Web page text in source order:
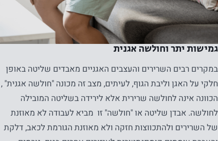
גמישות יתר וחולשה אגנית
במקרים רבים השרירים והעצבים האגניים מאבדים שליטה באופן
חלקי על האגן וליבת הגוף, לעיתים, מצב זה מכונה "חולשה אגנית" ,
הכוונה אינה לחולשה שרירית אלא לירידה בשליטה המובילה
לחולשה. אבדן שליטה או "חולשה" זו מביא לעבודה לא מאוזנת
של השרירים ולהתכווצות חזקה ולא מאוזנת הגורמת לכאב, דלקת